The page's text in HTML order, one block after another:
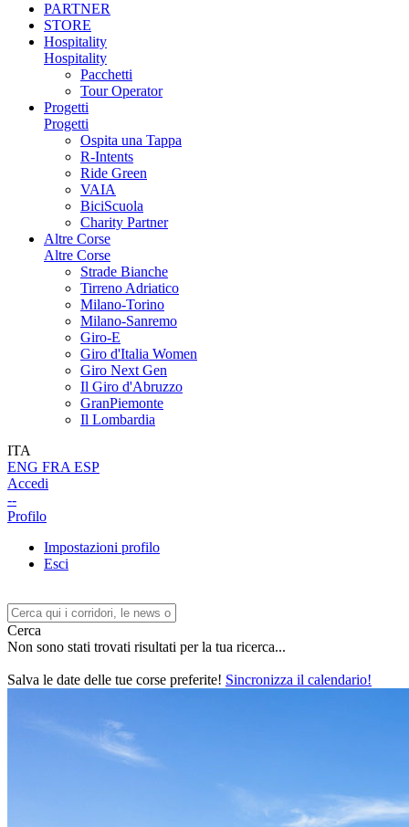
PARTNER
STORE
Hospitality
Hospitality
Pacchetti
Tour Operator
Progetti
Progetti
Ospita una Tappa
R-Intents
Ride Green
VAIA
BiciScuola
Charity Partner
Altre Corse
Altre Corse
Strade Bianche
Tirreno Adriatico
Milano-Torino
Milano-Sanremo
Giro-E
Giro d'Italia Women
Giro Next Gen
Il Giro d'Abruzzo
GranPiemonte
Il Lombardia
ITA
ENG FRA ESP
Accedi
--
Profilo
Impostazioni profilo
Esci
Cerca
Non sono stati trovati risultati per la tua ricerca...
Salva le date delle tue corse preferite! Sincronizza il calendario!